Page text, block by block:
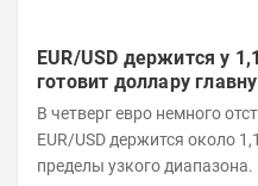
EUR/USD держится у
готовит доллару
В четверг евро немного
EUR/USD держится около
пределы узкого диапазона. Главным событием недели